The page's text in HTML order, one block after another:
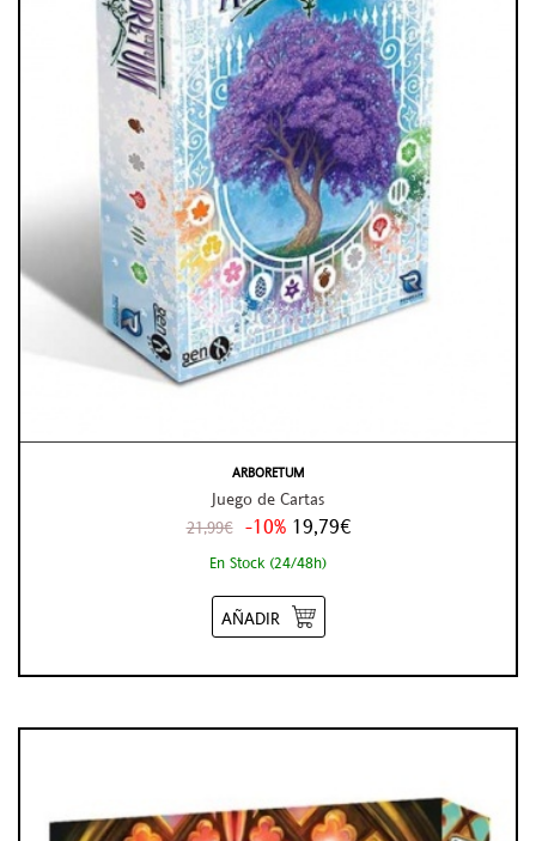
ARBORETUM
Juego de Cartas
21,99€ -10% 19,79€
En Stock (24/48h)
AÑADIR